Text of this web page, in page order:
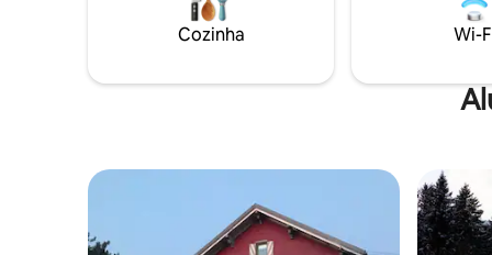
Cozinha Wi-